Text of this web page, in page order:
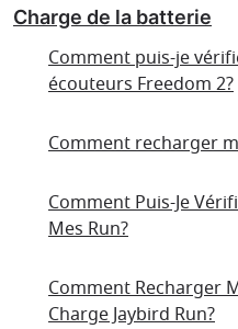
Charge de la batterie
Comment puis-je
écouteurs Freedom 2?
Comment recharger
Comment Puis-Je
Mes Run?
Comment Recharger
Charge Jaybird Run?